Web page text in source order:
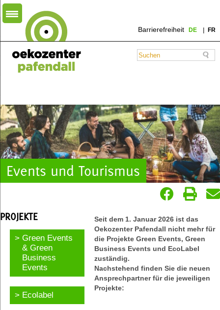
Barrierefreiheit DE FR
Events und Tourismus
PROJEKTE
Green Events
& Green
Business
Events
Ecolabel
Seit dem 1. Januar 2026 ist das
Oekozenter Pafendall nicht mehr für
die Projekte Green Events, Green
Business Events und EcoLabel
zuständig.
Nachstehend finden Sie die neuen
Ansprechpartner für die jeweiligen
Projekte: